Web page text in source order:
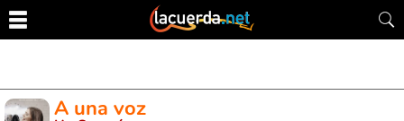
A una voz